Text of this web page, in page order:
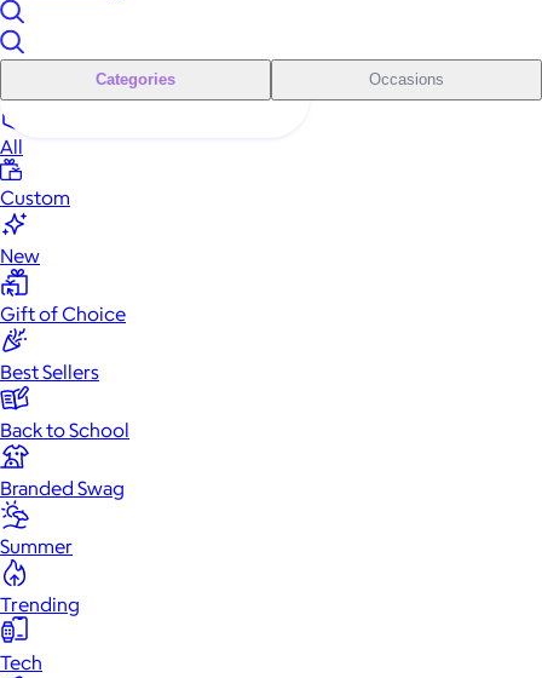
Categories Occasions
All
Custom
New
Gift of Choice
Best Sellers
Back to School
Branded Swag
Summer
Trending
Tech